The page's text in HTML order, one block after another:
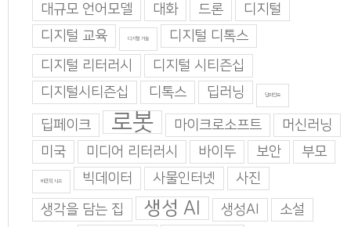
대규모 언어모델 대화 드론
디지털
디지털 교육
디지털 기술
디지털 디톡스
디지털 리터러시
디지털 시티즌십
디지털시티즌십
디톡스 딥러닝 딥마인드
딥페이크 로봇 마이크로소프트
머신러닝
미국
미디어 리터러시 바이두 보안 부모
비판적 사고 빅데이터 사물인터넷
사진
생각을 담는 집
생성 AI 생성AI 소설